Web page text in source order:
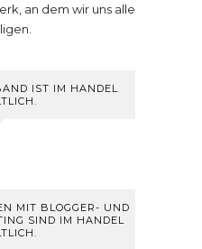
an dem wir uns alle
IST IM HANDEL
MIT BLOGGER- UND
SIND IM HANDEL